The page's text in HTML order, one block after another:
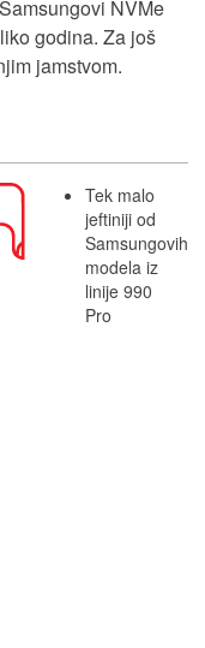
NVMe
godina. Za još
jamstvom.
Tek malo
jeftiniji od
Samsungovih
modela iz
linije 990
Pro